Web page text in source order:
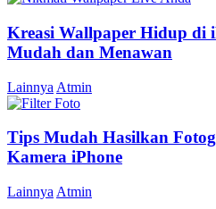
Kreasi Wallpaper Hidup di
Mudah dan Menawan
Lainnya Atmin
Tips Mudah Hasilkan
Kamera iPhone
Lainnya Atmin